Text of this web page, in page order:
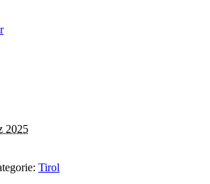
2025
Tirol